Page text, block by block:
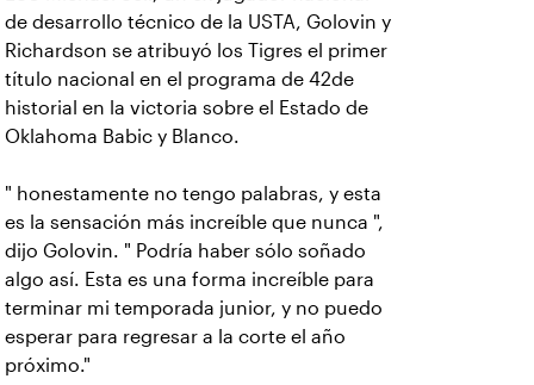
de desarrollo técnico de la USTA, Golovin y
Richardson se atribuyó los Tigres el primer
título nacional en el programa de 42de
historial en la victoria sobre el Estado de
Oklahoma Babic y Blanco.
" honestamente no tengo palabras, y esta
es la sensación más increíble que nunca ",
dijo Golovin. " Podría haber sólo soñado
algo así. Esta es una forma increíble para
terminar mi temporada junior, y no puedo
esperar para regresar a la corte el año
próximo."